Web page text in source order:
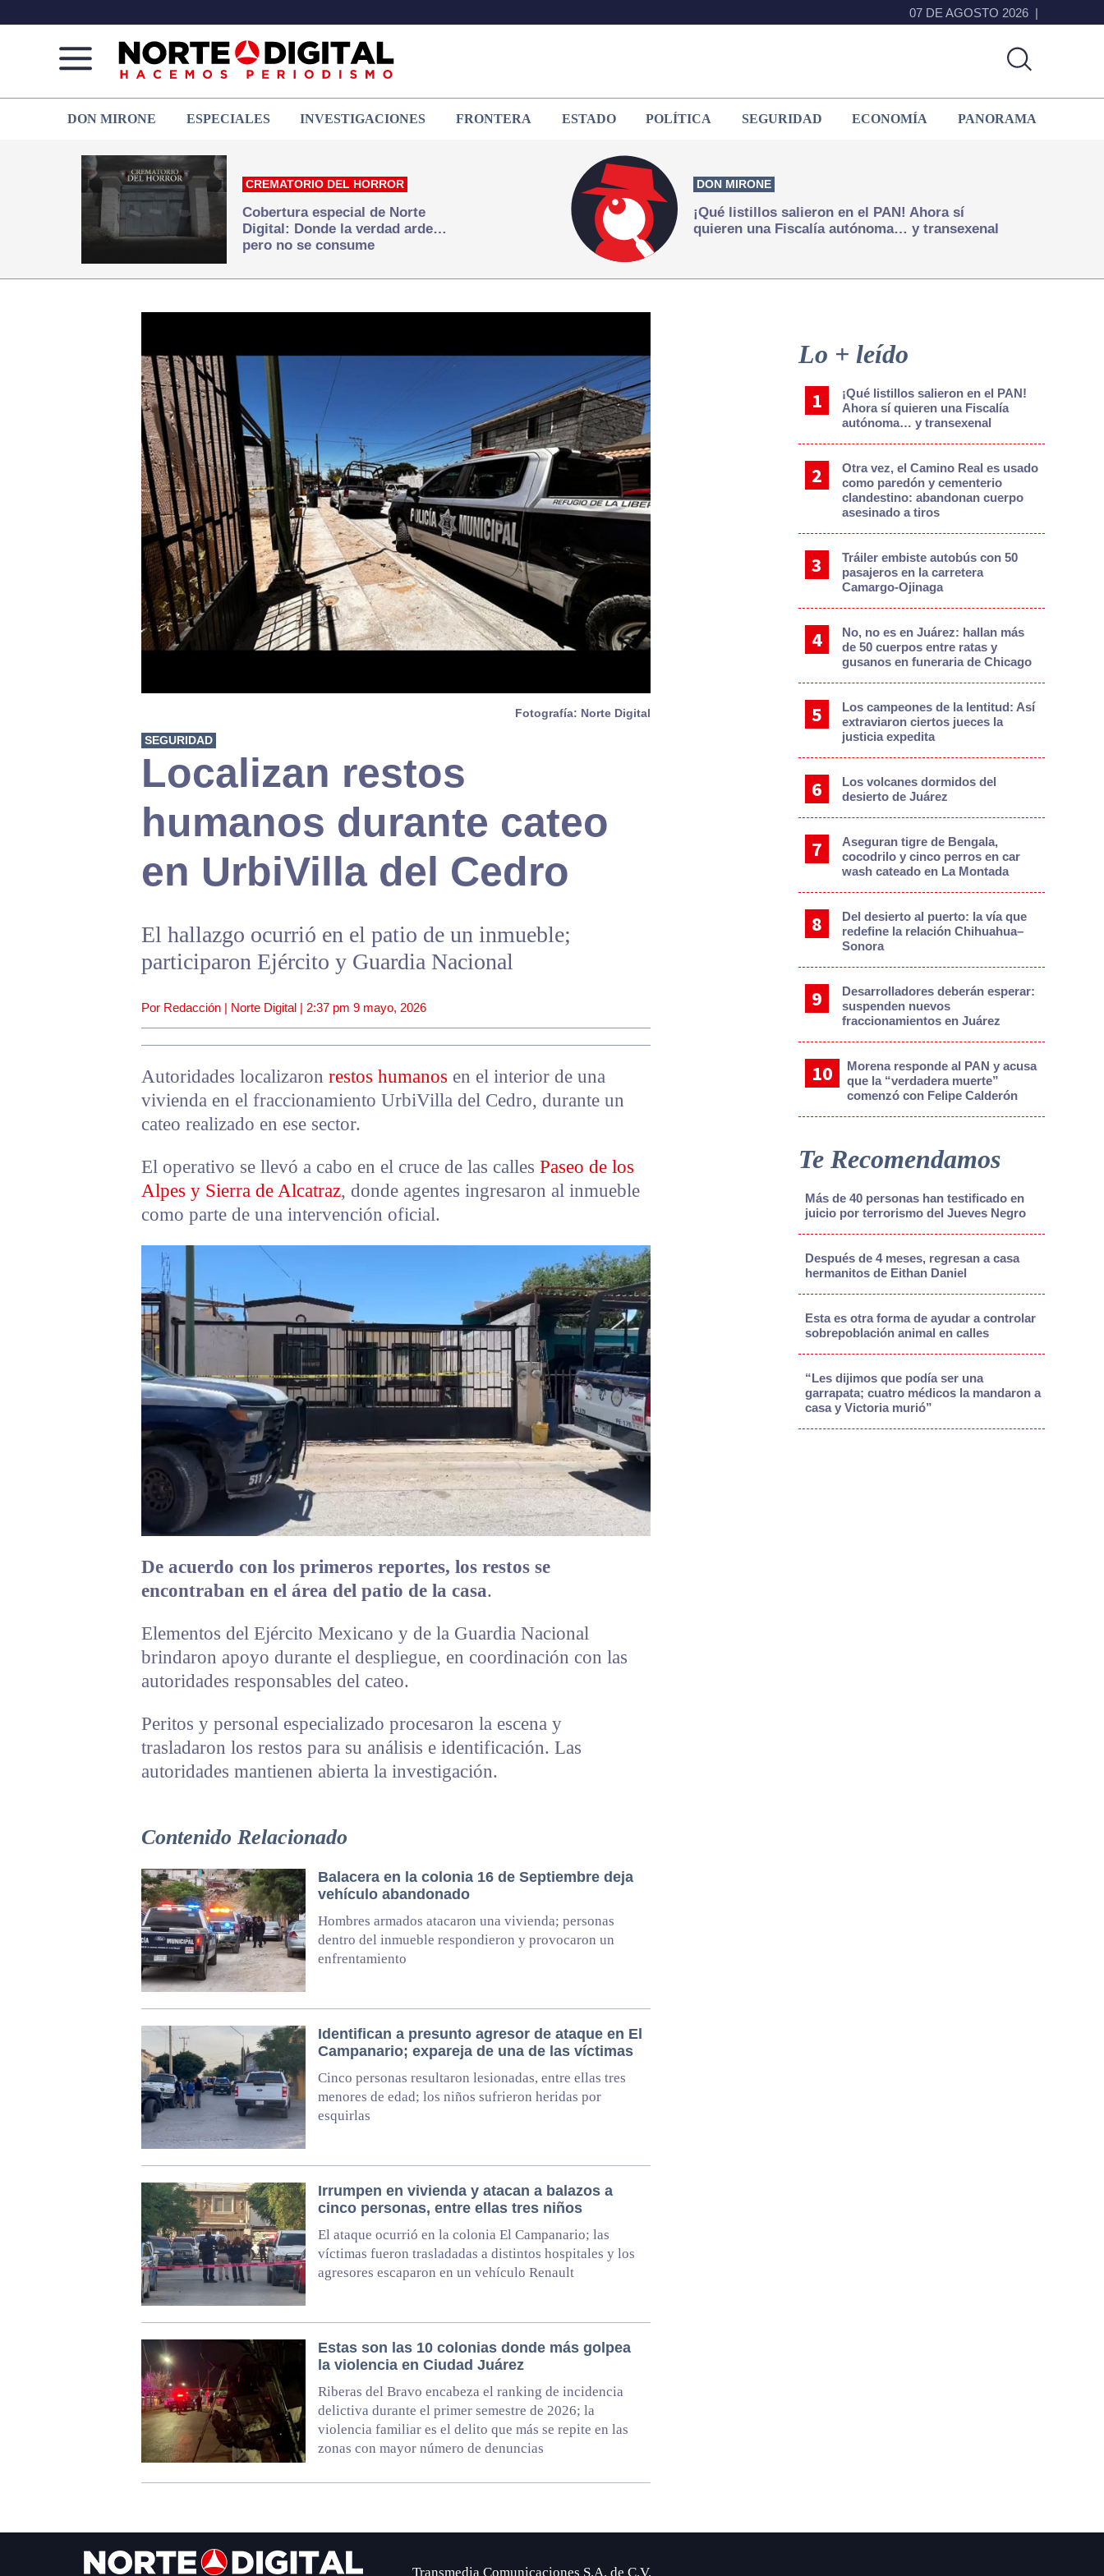
07 DE AGOSTO 2026
de
Juárez
que
hacemos periodismo
DON MIRONE ESPECIALES INVESTIGACIONES FRONTERA ESTADO POLÍTICA SEGURIDAD ECONOMÍA PANORAMA
CREMATORIO DEL HORROR
Cobertura especial de Norte
Digital: Donde la verdad arde…
pero no se consume
DON MIRONE
¡Qué listillos salieron en el PAN! Ahora sí
quieren una Fiscalía autónoma… y transexenal
Fotografía: Norte Digital
SEGURIDAD
Localizan restos
humanos durante cateo
en UrbiVilla del Cedro
El hallazgo ocurrió en el patio de un inmueble;
participaron Ejército y Guardia Nacional
Por Redacción | Norte Digital | 2:37 pm 9 mayo, 2026
Autoridades localizaron restos humanos en el interior de una
vivienda en el fraccionamiento UrbiVilla del Cedro, durante un
cateo realizado en ese sector.
El operativo se llevó a cabo en el cruce de las calles Paseo de los
Alpes y Sierra de Alcatraz, donde agentes ingresaron al inmueble
como parte de una intervención oficial.
De acuerdo con los primeros reportes, los restos se
encontraban en el área del patio de la casa.
Elementos del Ejército Mexicano y de la Guardia Nacional
brindaron apoyo durante el despliegue, en coordinación con las
autoridades responsables del cateo.
Peritos y personal especializado procesaron la escena y
trasladaron los restos para su análisis e identificación. Las
autoridades mantienen abierta la investigación.
Contenido Relacionado
Balacera en la colonia 16 de Septiembre deja
vehículo abandonado
Hombres armados atacaron una vivienda; personas
dentro del inmueble respondieron y provocaron un
enfrentamiento
Identifican a presunto agresor de ataque en El
Campanario; expareja de una de las víctimas
Cinco personas resultaron lesionadas, entre ellas tres
menores de edad; los niños sufrieron heridas por
esquirlas
Irrumpen en vivienda y atacan a balazos a
cinco personas, entre ellas tres niños
El ataque ocurrió en la colonia El Campanario; las
víctimas fueron trasladadas a distintos hospitales y los
agresores escaparon en un vehículo Renault
Estas son las 10 colonias donde más golpea
la violencia en Ciudad Juárez
Riberas del Bravo encabeza el ranking de incidencia
delictiva durante el primer semestre de 2026; la
violencia familiar es el delito que más se repite en las
zonas con mayor número de denuncias
Sidebar
Lo + leído
¡Qué listillos salieron en el PAN!
Ahora sí quieren una Fiscalía
autónoma… y transexenal
Otra vez, el Camino Real es usado
como paredón y cementerio
clandestino: abandonan cuerpo
asesinado a tiros
Tráiler embiste autobús con 50
pasajeros en la carretera
Camargo-Ojinaga
No, no es en Juárez: hallan más
de 50 cuerpos entre ratas y
gusanos en funeraria de Chicago
Los campeones de la lentitud: Así
extraviaron ciertos jueces la
justicia expedita
Los volcanes dormidos del
desierto de Juárez
Aseguran tigre de Bengala,
cocodrilo y cinco perros en car
wash cateado en La Montada
Del desierto al puerto: la vía que
redefine la relación Chihuahua–
Sonora
Desarrolladores deberán esperar:
suspenden nuevos
fraccionamientos en Juárez
Morena responde al PAN y acusa
que la “verdadera muerte”
comenzó con Felipe Calderón
Te Recomendamos
Más de 40 personas han testificado en
juicio por terrorismo del Jueves Negro
Después de 4 meses, regresan a casa
hermanitos de Eithan Daniel
Esta es otra forma de ayudar a controlar
sobrepoblación animal en calles
“Les dijimos que podía ser una
garrapata; cuatro médicos la mandaron a
casa y Victoria murió”
Transmedia Comunicaciones S.A. de C.V.